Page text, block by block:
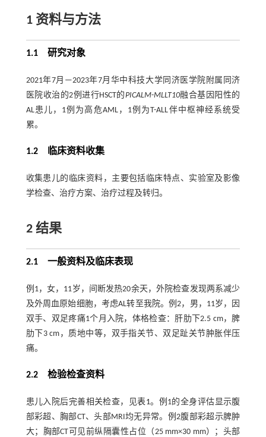
1 资料与方法
1.1 研究对象
2021年7月—2023年7月华中科技大学同济医学院附属同济
医院收治的2例进行HSCT的PICALM-MLLT10融合基因阳性的
AL患儿，1例为高危AML，1例为T-ALL伴中枢神经系统受
累。
1.2 临床资料收集
收集患儿的临床资料，主要包括临床特点、实验室及影像
学检查、治疗方案、治疗过程及转归。
2 结果
2.1 一般资料及临床表现
例1，女，11岁，间断发热20余天，外院检查发现两系减少
及外周血原始细胞，考虑AL转至我院。例2，男，11岁，因
双手、双足疼痛1个月入院，体格检查：肝肋下2.5 cm，脾
肋下3 cm，质地中等，双手指关节、双足趾关节肿胀伴压
痛。
2.2 检验检查资料
患儿入院后完善相关检查，见表1。例1的全身评估显示腹
部彩超、胸部CT、头部MRI均无异常。例2腹部彩超示脾肿
大；胸部CT可见前纵隔囊性占位（25 mm×30 mm）；头部